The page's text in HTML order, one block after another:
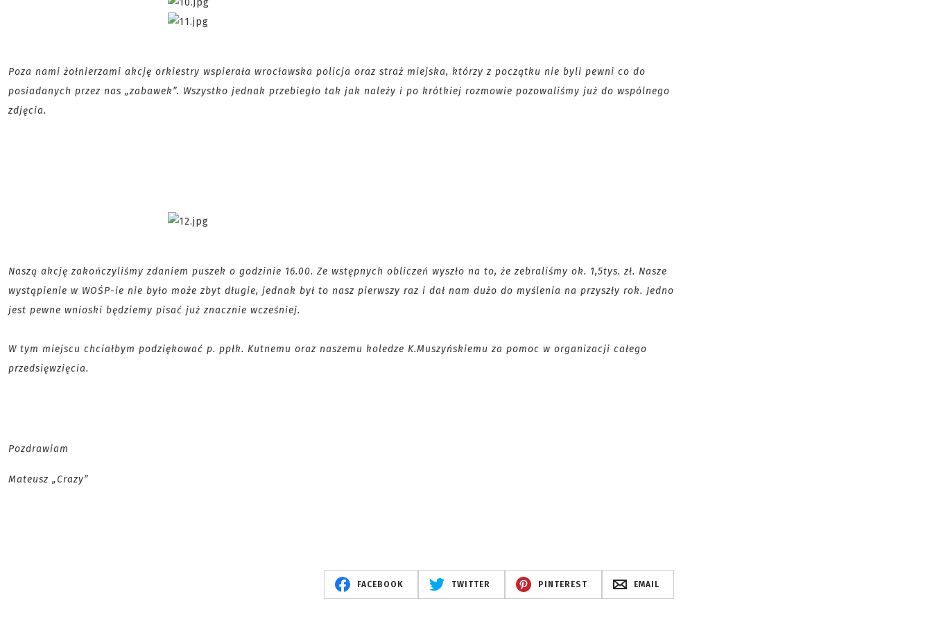
Poza nami żołnierzami akcję orkiestry wspierała wrocławska policja oraz straż miejska, którzy z początku nie byli pewni co do
posiadanych przez nas „zabawek”. Wszystko jednak przebiegło tak jak należy i po krótkiej rozmowie pozowaliśmy już do wspólnego
zdjęcia.
Naszą akcję zakończyliśmy zdaniem puszek o godzinie 16.00. Ze wstępnych obliczeń wyszło na to, że zebraliśmy ok. 1,5tys. zł. Nasze
wystąpienie w WOŚP-ie nie było może zbyt długie, jednak był to nasz pierwszy raz i dał nam dużo do myślenia na przyszły rok. Jedno
jest pewne wnioski będziemy pisać już znacznie wcześniej.
W tym miejscu chciałbym podziękować p. ppłk. Kutnemu oraz naszemu koledze K.Muszyńskiemu za pomoc w organizacji całego
przedsięwzięcia.
Pozdrawiam
Mateusz „Crazy”
FACEBOOK TWITTER PINTEREST EMAIL